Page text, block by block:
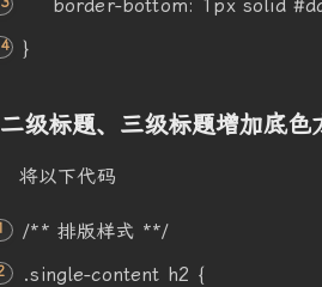
border-bottom: 1px solid
}
二级标题、三级标题增加底色
将以下代码
/** 排版样式 **/
.single-content h2 {